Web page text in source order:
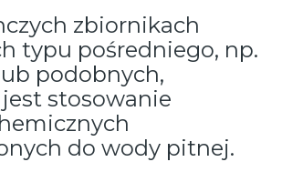
zbiornikach
typu pośredniego, np.
podobnych,
stosowanie
do wody pitnej.